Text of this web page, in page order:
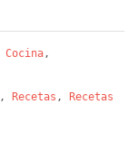
Cocina ,
, Recetas , Recetas